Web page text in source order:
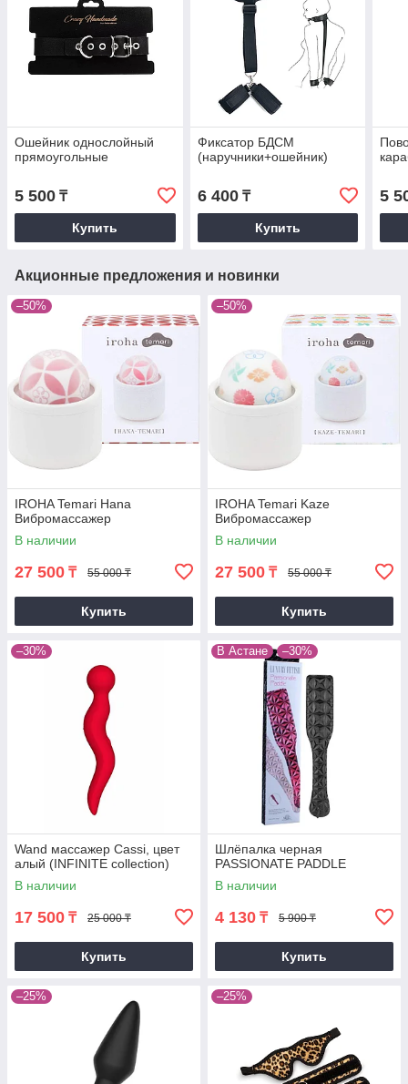
Ошейник однослойный
прямоугольные
5 500 ₸
Купить
Фиксатор БДСМ
(наручники+ошейник)
6 400₸
Купить
5
Акционные предложения и новинки
–50%
IROHA Temari Hana
Вибромассажер
В наличии
27 500 ₸ 55 000 ₸
Купить
–50%
IROHA Temari Kaze
Вибромассажер
В наличии
27 500 ₸ 55 000 ₸
Купить
–30%
Wand массажер Cassi, цвет
алый (INFINITE collection)
В наличии
17 500 ₸ 25 000 ₸
Купить
В Астане –30%
Шлёпалка черная
PASSIONATE PADDLE
В наличии
4 130 ₸ 5 900 ₸
Купить
–25% –25%